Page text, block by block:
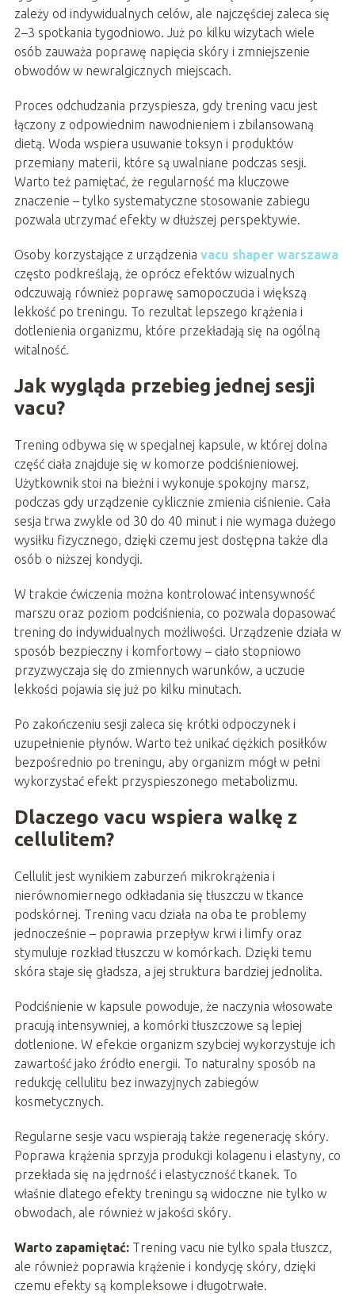
zależy od indywidualnych celów, ale najczęściej zaleca się
2–3 spotkania tygodniowo. Już po kilku wizytach wiele
osób zauważa poprawę napięcia skóry i zmniejszenie
obwodów w newralgicznych miejscach.
Proces odchudzania przyspiesza, gdy trening vacu jest
łączony z odpowiednim nawodnieniem i zbilansowaną
dietą. Woda wspiera usuwanie toksyn i produktów
przemiany materii, które są uwalniane podczas sesji.
Warto też pamiętać, że regularność ma kluczowe
znaczenie – tylko systematyczne stosowanie zabiegu
pozwala utrzymać efekty w dłuższej perspektywie.
Osoby korzystające z urządzenia vacu shaper warszawa
często podkreślają, że oprócz efektów wizualnych
odczuwają również poprawę samopoczucia i większą
lekkość po treningu. To rezultat lepszego krążenia i
dotlenienia organizmu, które przekładają się na ogólną
witalność.
Jak wygląda przebieg jednej sesji
vacu?
Trening odbywa się w specjalnej kapsule, w której dolna
część ciała znajduje się w komorze podciśnieniowej.
Użytkownik stoi na bieżni i wykonuje spokojny marsz,
podczas gdy urządzenie cyklicznie zmienia ciśnienie. Cała
sesja trwa zwykle od 30 do 40 minut i nie wymaga dużego
wysiłku fizycznego, dzięki czemu jest dostępna także dla
osób o niższej kondycji.
W trakcie ćwiczenia można kontrolować intensywność
marszu oraz poziom podciśnienia, co pozwala dopasować
trening do indywidualnych możliwości. Urządzenie działa w
sposób bezpieczny i komfortowy – ciało stopniowo
przyzwyczaja się do zmiennych warunków, a uczucie
lekkości pojawia się już po kilku minutach.
Po zakończeniu sesji zaleca się krótki odpoczynek i
uzupełnienie płynów. Warto też unikać ciężkich posiłków
bezpośrednio po treningu, aby organizm mógł w pełni
wykorzystać efekt przyspieszonego metabolizmu.
Dlaczego vacu wspiera walkę z
cellulitem?
Cellulit jest wynikiem zaburzeń mikrokrążenia i
nierównomiernego odkładania się tłuszczu w tkance
podskórnej. Trening vacu działa na oba te problemy
jednocześnie – poprawia przepływ krwi i limfy oraz
stymuluje rozkład tłuszczu w komórkach. Dzięki temu
skóra staje się gładsza, a jej struktura bardziej jednolita.
Podciśnienie w kapsule powoduje, że naczynia włosowate
pracują intensywniej, a komórki tłuszczowe są lepiej
dotlenione. W efekcie organizm szybciej wykorzystuje ich
zawartość jako źródło energii. To naturalny sposób na
redukcję cellulitu bez inwazyjnych zabiegów
kosmetycznych.
Regularne sesje vacu wspierają także regenerację skóry.
Poprawa krążenia sprzyja produkcji kolagenu i elastyny, co
przekłada się na jędrność i elastyczność tkanek. To
właśnie dlatego efekty treningu są widoczne nie tylko w
obwodach, ale również w jakości skóry.
Warto zapamiętać:Trening vacu nie tylko spala tłuszcz,
ale również poprawia krążenie i kondycję skóry, dzięki
czemu efekty są kompleksowe i długotrwałe.